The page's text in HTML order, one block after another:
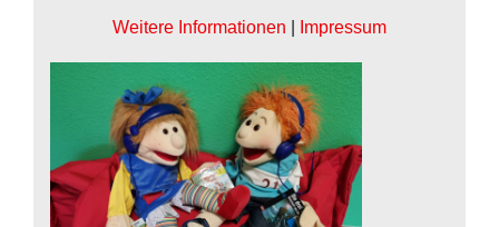
Weitere Informationen Impressum